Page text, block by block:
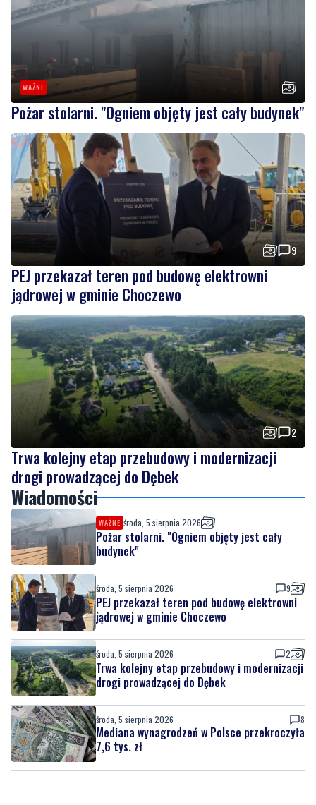
WAŻNE
Pożar stolarni. "Ogniem objęty jest cały budynek"
9
PEJ przekazał teren pod budowę elektrowni
jądrowej w gminie Choczewo
2
Trwa kolejny etap przebudowy i modernizacji
drogi prowadzącej do Dębek
Wiadomości
WAŻNE środa, 5 sierpnia 2026
Pożar stolarni. "Ogniem objęty jest cały
budynek"
środa, 5 sierpnia 2026 9
PEJ przekazał teren pod budowę elektrowni
jądrowej w gminie Choczewo
środa, 5 sierpnia 2026 2
Trwa kolejny etap przebudowy i modernizacji
drogi prowadzącej do Dębek
środa, 5 sierpnia 2026 8
Mediana wynagrodzeń w Polsce przekroczyła
7,6 tys. zł